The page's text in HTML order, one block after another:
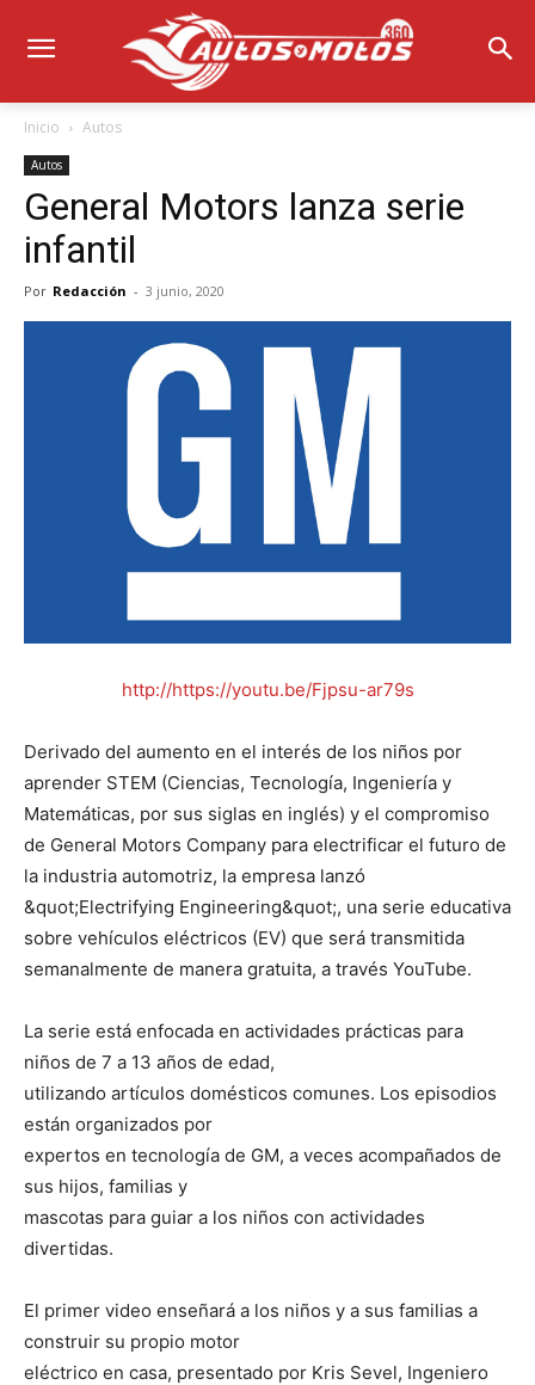
Inicio Autos
Autos
General Motors lanza serie
infantil
Por Redacción - 3 junio, 2020
http://https://youtu.be/Fjpsu-ar79s
Derivado del aumento en el interés de los niños por
aprender STEM (Ciencias, Tecnología, Ingeniería y
Matemáticas, por sus siglas en inglés) y el compromiso
de General Motors Company para electrificar el futuro de
la industria automotriz, la empresa lanzó
&quot;Electrifying Engineering&quot;, una serie educativa
sobre vehículos eléctricos (EV) que será transmitida
semanalmente de manera gratuita, a través YouTube.
La serie está enfocada en actividades prácticas para
niños de 7 a 13 años de edad,
utilizando artículos domésticos comunes. Los episodios
están organizados por
expertos en tecnología de GM, a veces acompañados de
sus hijos, familias y
mascotas para guiar a los niños con actividades
divertidas.
El primer video enseñará a los niños y a sus familias a
construir su propio motor
eléctrico en casa, presentado por Kris Sevel, Ingeniero